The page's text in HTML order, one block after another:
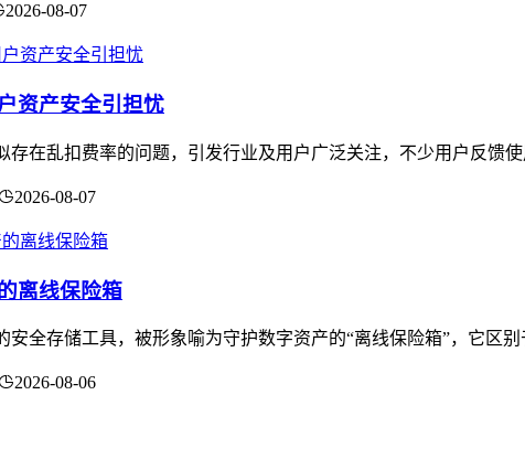
2026-08-07
资产安全引担忧
存在乱扣费率的问题，引发行业及用户广泛关注，不少用户反馈
2026-08-07
离线保险箱
安全存储工具，被形象喻为守护数字资产的“离线保险箱”，它区
2026-08-06